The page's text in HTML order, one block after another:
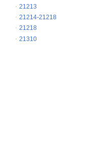
21213
21214-21218
21218
21310